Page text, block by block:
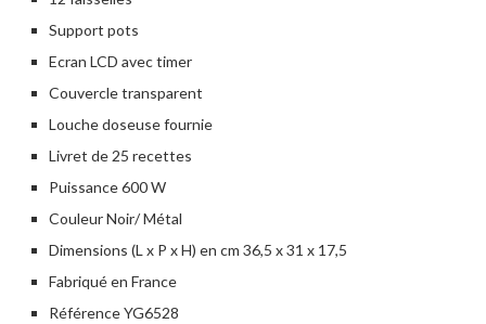
Support pots
Ecran LCD avec timer
Couvercle transparent
Louche doseuse fournie
Livret de 25 recettes
Puissance 600 W
Couleur Noir/ Métal
Dimensions (L x P x H) en cm 36,5 x 31 x 17,5
Fabriqué en France
Référence YG6528